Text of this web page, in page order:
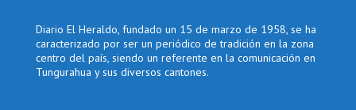
Diario El Heraldo, fundado un 15 de marzo de 1958, se ha
caracterizado por ser un periódico de tradición en la zona
centro del país, siendo un referente en la comunicación en
Tungurahua y sus diversos cantones.